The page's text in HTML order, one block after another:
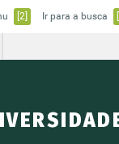
[2] Ir para a busca